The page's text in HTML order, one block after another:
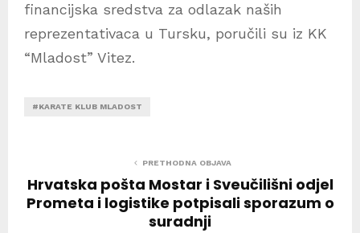
financijska sredstva za odlazak naših
reprezentativaca u Tursku, poručili su iz KK
“Mladost” Vitez.
#KARATE KLUB MLADOST
PRETHODNA OBJAVA
Hrvatska pošta Mostar i Sveučilišni odjel
Prometa i logistike potpisali sporazum o
suradnji